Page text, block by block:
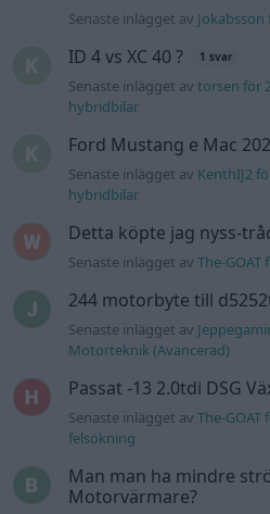
Senaste inlägget av
ID 4 vs XC 40 ? 1 svar
Senaste inlägget avtorsen för
hybridbilar
Ford Mustang e Mac
Senaste inlägget av KenthIJ2
hybridbilar
Detta köpte jag nyss-
Senaste inlägget avThe-
244 motorbyte till
Senaste inlägget av
Motorteknik (Avancerad)
Passat -13 2.0tdi DSG
Senaste inlägget avThe-
felsökning
Man man ha mindre
Motorvärmare?